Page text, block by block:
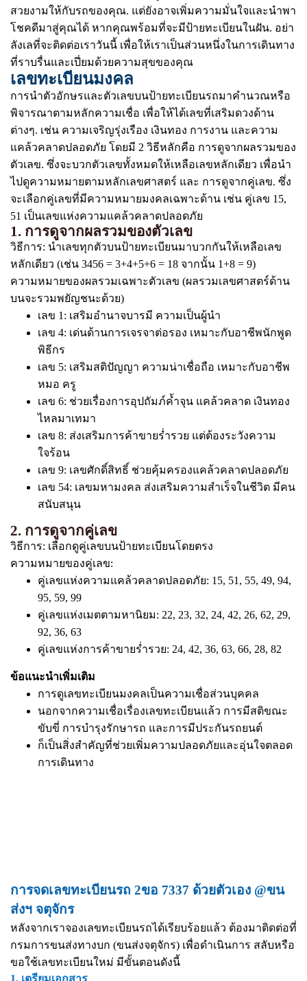
สวยงามให้กับรถของคุณ. แต่ยังอาจเพิ่มความมั่นใจและนำพา
โชคดีมาสู่คุณได้ หากคุณพร้อมที่จะมีป้ายทะเบียนในฝัน. อย่า
ลังเลที่จะติดต่อเราวันนี้ เพื่อให้เราเป็นส่วนหนึ่งในการเดินทาง
ที่ราบรื่นและเปี่ยมด้วยความสุขของคุณ
เลขทะเบียนมงคล
การนำตัวอักษรและตัวเลขบนป้ายทะเบียนรถมาคำนวณหรือ
พิจารณาตามหลักความเชื่อ เพื่อให้ได้เลขที่เสริมดวงด้าน
ต่างๆ. เช่น ความเจริญรุ่งเรือง เงินทอง การงาน และความ
แคล้วคลาดปลอดภัย โดยมี 2 วิธีหลักคือ การดูจากผลรวมของ
ตัวเลข. ซึ่งจะบวกตัวเลขทั้งหมดให้เหลือเลขหลักเดียว เพื่อนำ
ไปดูความหมายตามหลักเลขศาสตร์ และ การดูจากคู่เลข. ซึ่ง
จะเลือกคู่เลขที่มีความหมายมงคลเฉพาะด้าน เช่น คู่เลข 15,
51 เป็นเลขแห่งความแคล้วคลาดปลอดภัย
1. การดูจากผลรวมของตัวเลข
วิธีการ: นำเลขทุกตัวบนป้ายทะเบียนมาบวกกันให้เหลือเลข
หลักเดียว (เช่น 3456 = 3+4+5+6 = 18 จากนั้น 1+8 = 9)
ความหมายของผลรวมเฉพาะตัวเลข (ผลรวมเลขศาสตร์ด้าน
บนจะรวมพยัญชนะด้วย)
เลข 1: เสริมอำนาจบารมี ความเป็นผู้นำ
เลข 4: เด่นด้านการเจรจาต่อรอง เหมาะกับอาชีพนักพูด
พิธีกร
เลข 5: เสริมสติปัญญา ความน่าเชื่อถือ เหมาะกับอาชีพ
หมอ ครู
เลข 6: ช่วยเรื่องการอุปถัมภ์ค้ำจุน แคล้วคลาด เงินทอง
ไหลมาเทมา
เลข 8: ส่งเสริมการค้าขายร่ำรวย แต่ต้องระวังความ
ใจร้อน
เลข 9: เลขศักดิ์สิทธิ์ ช่วยคุ้มครองแคล้วคลาดปลอดภัย
เลข 54: เลขมหามงคล ส่งเสริมความสำเร็จในชีวิต มีคน
สนับสนุน
2. การดูจากคู่เลข
วิธีการ: เลือกดูคู่เลขบนป้ายทะเบียนโดยตรง
ความหมายของคู่เลข:
คู่เลขแห่งความแคล้วคลาดปลอดภัย: 15, 51, 55, 49, 94,
95, 59, 99
คู่เลขแห่งเมตตามหานิยม: 22, 23, 32, 24, 42, 26, 62, 29,
92, 36, 63
คู่เลขแห่งการค้าขายร่ำรวย: 24, 42, 36, 63, 66, 28, 82
ข้อแนะนำเพิ่มเติม
การดูเลขทะเบียนมงคลเป็นความเชื่อส่วนบุคคล
นอกจากความเชื่อเรื่องเลขทะเบียนแล้ว การมีสติขณะ
ขับขี่ การบำรุงรักษารถ และการมีประกันรถยนต์
ก็เป็นสิ่งสำคัญที่ช่วยเพิ่มความปลอดภัยและอุ่นใจตลอด
การเดินทาง
การจดเลขทะเบียนรถ 2ขอ 7337 ด้วยตัวเอง @ขน
ส่งฯ จตุจักร
หลังจากเราจองเลขทะเบียนรถได้เรียบร้อยแล้ว ต้องมาติดต่อที่
กรมการขนส่งทางบก (ขนส่งจตุจักร) เพื่อดำเนินการ สลับหรือ
ขอใช้เลขทะเบียนใหม่ มีขั้นตอนดังนี้
1. เตรียมเอกสาร